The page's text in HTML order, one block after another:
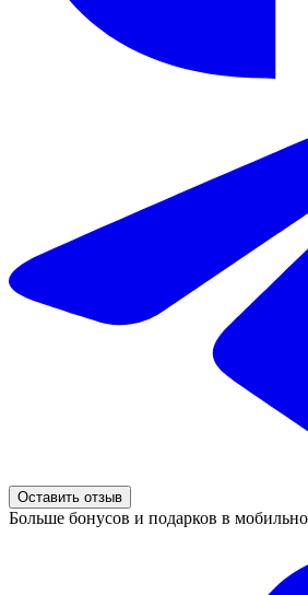
Оставить отзыв
Больше бонусов и подарков в